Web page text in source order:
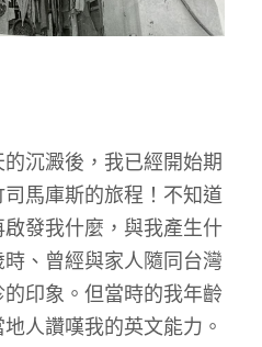
沉澱後，我已經開始期
馬庫斯的旅程！不知道
發我什麼，與我產生什
、曾經與家人隨同台灣
印象。但當時的我年齡
人讚嘆我的英文能力。